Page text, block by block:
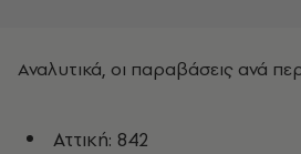
Αναλυτικά, οι παραβάσεις ανά
Αττική: 842